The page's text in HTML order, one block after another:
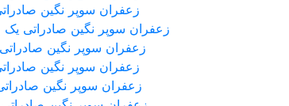
زعفران سوپر نگین
زعفران سوپر نگین صادراتی یک
زعفران سوپر نگین صادراتی
زعفران سوپر نگین
زعفران سوپر نگین